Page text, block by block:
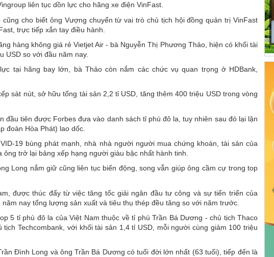
liên tục dồn lực cho hãng xe điện VinFast.
cũng cho biết ông Vượng chuyển từ vai trò chủ tịch hội đồng quản trị VinFast
trực tiếp xắn tay điều hành.
hàng không giá rẻ Vietjet Air - bà Nguyễn Thị Phương Thảo, hiện có khối tài
USD so với đầu năm nay.
tại hãng bay lớn, bà Thảo còn nắm các chức vụ quan trọng ở HDBank,
sát nút, sở hữu tổng tài sản 2,2 tỉ USD, tăng thêm 400 triệu USD trong vòng
đầu tiên được Forbes đưa vào danh sách tỉ phú đô la, tuy nhiên sau đó lại lận
đoàn Hòa Phát) lao dốc.
19 bùng phát mạnh, nhà nhà người người mua chứng khoán, tài sản của
trở lại bảng xếp hạng người giàu bậc nhất hành tinh.
Long nắm giữ cũng liên tục biến động, song vẫn giúp ông cầm cự trong top
được thúc đẩy từ việc tăng tốc giải ngân đầu tư công và sự tiến triển của
nay tổng lượng sản xuất và tiêu thụ thép đều tăng so với năm trước.
5 tỉ phú đô la của Việt Nam thuộc về tỉ phú Trần Bá Dương - chủ tịch Thaco
tịch Techcombank, với khối tài sản 1,4 tỉ USD, mỗi người cùng giảm 100 triệu
Đình Long và ông Trần Bá Dương có tuổi đời lớn nhất (63 tuổi), tiếp đến là